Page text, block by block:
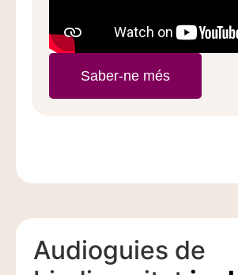
Saber-ne més
Audioguies de